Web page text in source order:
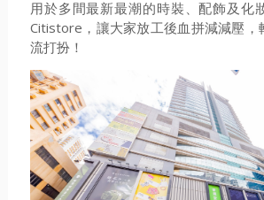
用於多間最新最潮的時裝、配飾及化
Citistore ，讓大家放工後血拼減減壓
流打扮！